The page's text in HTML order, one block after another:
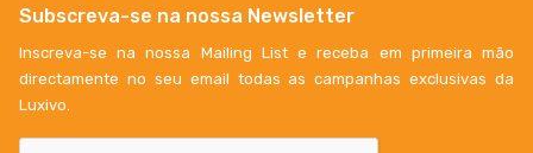
Subscreva-se na nossa Newsletter
Inscreva-se na nossa Mailing List e receba em primeira mão
directamente no seu email todas as campanhas exclusivas da
Luxivo.